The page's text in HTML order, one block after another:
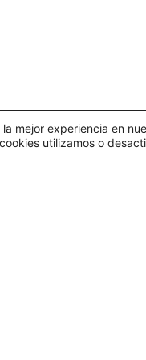
mejor experiencia en
utilizamos o